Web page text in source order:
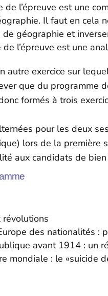
de l’épreuve est une
Il faut en cela
géographie et
l’épreuve est une
autre exercice sur
que du programme
formés à trois
pour les deux
lors de la première
aux candidats de
révolutions
des nationalités
avant 1914 : un
mondiale : le «suicide